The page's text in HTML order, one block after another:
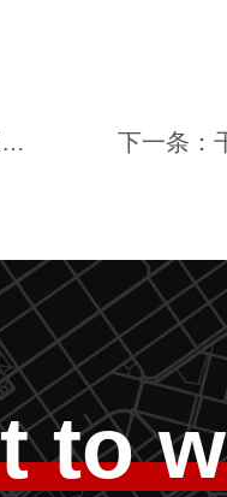
上一条：深圳发布生物医药产业集聚发展“1+3”文件，细胞药物关键技术攻关最高可获3亿资助！｜干细胞展厅设计｜干细胞科普馆设计｜生物展厅设计
to